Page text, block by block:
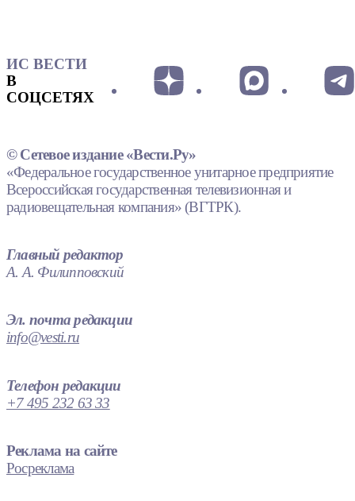
ИС ВЕСТИ
В
СОЦСЕТЯХ
© Сетевое издание «Вести.Ру»
«Федеральное государственное унитарное предприятие
Всероссийская государственная телевизионная и
радиовещательная компания» (ВГТРК).
Главный редактор
А. А. Филипповский
Эл. почта редакции
info@vesti.ru
Телефон редакции
+7 495 232 63 33
Реклама на сайте
Росреклама